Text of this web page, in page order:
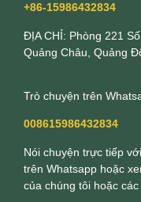
+86-15986432834
ĐỊA CHỈ: Phòng 221
Quảng Châu, Quảng
Trò chuyện trên
008615986432834
Nói chuyện trực tiếp
trên Whatsapp hoặc
của chúng tôi hoặc